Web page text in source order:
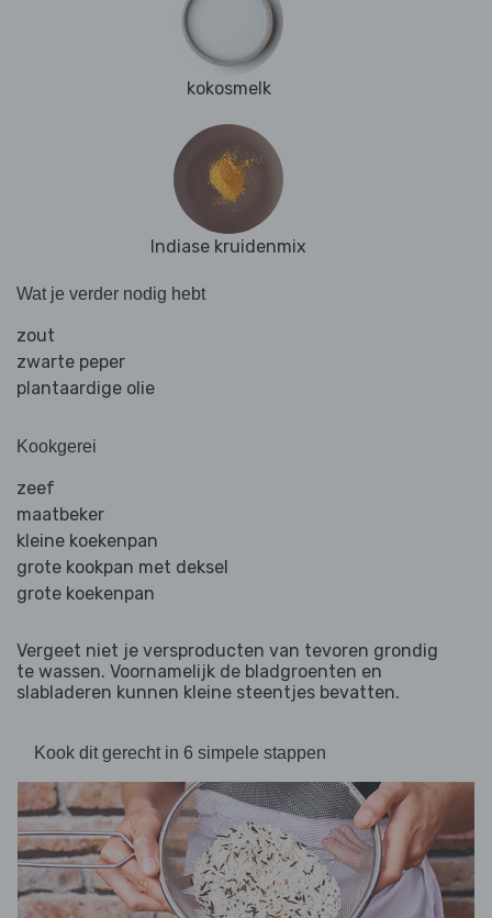
kokosmelk
Indiase kruidenmix
Wat je verder nodig hebt
zout
zwarte peper
plantaardige olie
Kookgerei
zeef
maatbeker
kleine koekenpan
grote kookpan met deksel
grote koekenpan
Vergeet niet je versproducten van tevoren grondig
te wassen. Voornamelijk de bladgroenten en
slabladeren kunnen kleine steentjes bevatten.
Kook dit gerecht in 6 simpele stappen